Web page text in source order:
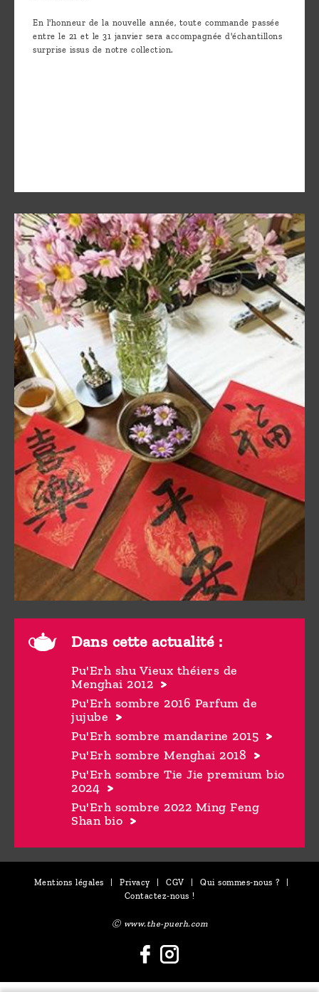
Dans cette actualité :
Pu'Erh shu Vieux théiers de
Menghai 2012
Pu'Erh sombre 2016 Parfum de
jujube
Pu'Erh sombre mandarine 2015
Pu'Erh sombre Menghai 2018
Pu'Erh sombre Tie Jie premium bio
2024
Pu'Erh sombre 2022 Ming Feng
Shan bio
En l'honneur de la nouvelle année, toute commande passée
entre le 21 et le 31 janvier sera accompagnée d'échantillons
surprise issus de notre collection.
Mentions légales Privacy CGV Qui sommes-nous ?
Contactez-nous !
Ⓒ www.the-puerh.com